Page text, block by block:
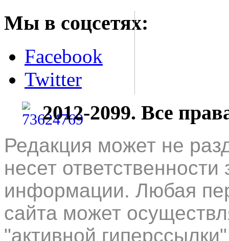
Мы в соцсетях:
Facebook
Twitter
2012-2099. Все
Редакция может не
несет
информации. Любая
сайта может
"активной